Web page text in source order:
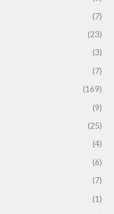
(7)
(23)
(3)
(7)
(169)
(9)
(25)
(4)
(6)
(7)
(1)